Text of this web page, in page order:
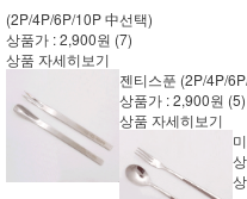
(2P/4P/6P/10P 中선택)
상품가 :2,900원 (7)
상품 자세히보기
젠티스푼 (2P/4P/
상품가 :2,900원 (5)
상품 자세히보기